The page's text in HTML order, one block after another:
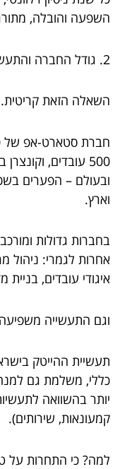
השפעה והובלה,
2. גודל החברה והתעשייה: האם הייטק זה באמת הכל?
השאלה הזאת קריטית.
500 עובדים,
וארץ.
בחברות גדולות
אחרות לגמרי: ניהול
איגודי עובדים, בניית
וגם התעשייה
תעשיית ההייטק
כללי, משלמת גם
יותר בהשוואה
קמעונאות, שירותים).
למה? כי התחרות על